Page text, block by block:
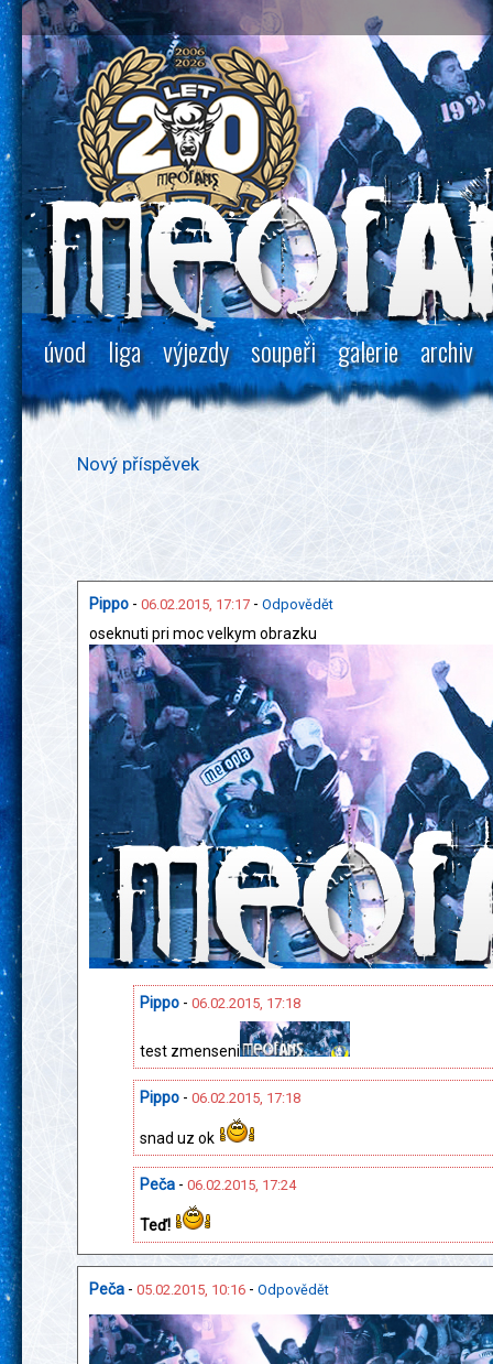
úvod liga výjezdy soupeři galerie archiv
Nový příspěvek
Pippo - 06.02.2015, 17:17 - Odpovědět
oseknuti pri moc velkym obrazku
Pippo - 06.02.2015, 17:18
test zmenseni
Pippo - 06.02.2015, 17:18
snad uz ok
Peča - 06.02.2015, 17:24
Teď!
Peča - 05.02.2015, 10:16 - Odpovědět